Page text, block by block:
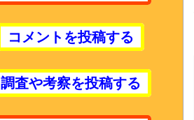
コメントを投稿する
調査や考察を投稿する